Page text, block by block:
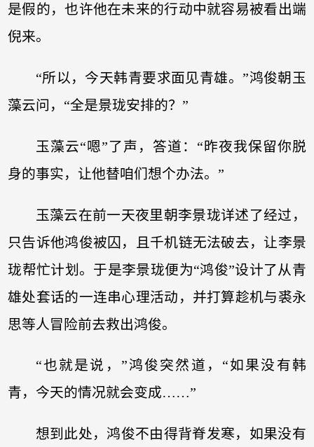
是假的，也许他在未来的行动中就容易被看出端
倪来。
“所以，今天韩青要求面见青雄。”鸿俊朝玉
藻云问，“全是景珑安排的？”
玉藻云“嗯”了声，答道：“昨夜我保留你脱
身的事实，让他替咱们想个办法。”
玉藻云在前一天夜里朝李景珑详述了经过，
只告诉他鸿俊被囚，且千机链无法破去，让李景
珑帮忙计划。于是李景珑便为“鸿俊”设计了从青
雄处套话的一连串心理活动，并打算趁机与裘永
思等人冒险前去救出鸿俊。
“也就是说，”鸿俊突然道，“如果没有韩
青，今天的情况就会变成……”
想到此处，鸿俊不由得背脊发寒，如果没有